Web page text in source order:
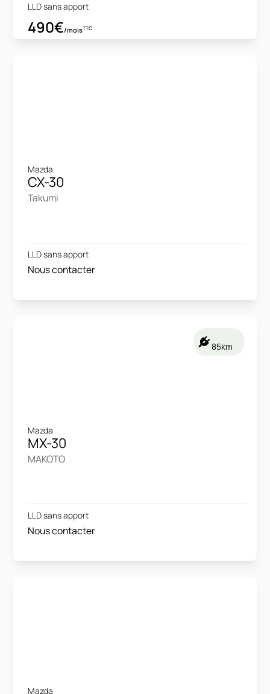
LLD sans apport
490€/moisTTC
Mazda
CX-30
Takumi
LLD sans apport
Nous contacter
Mazda
MX-30
MAKOTO
LLD sans apport
Nous contacter
85km
Mazda